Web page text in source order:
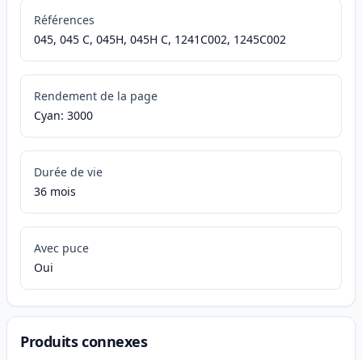
Références
045, 045 C, 045H, 045H C, 1241C002, 1245C002
Rendement de la page
Cyan: 3000
Durée de vie
36 mois
Avec puce
Oui
Produits connexes